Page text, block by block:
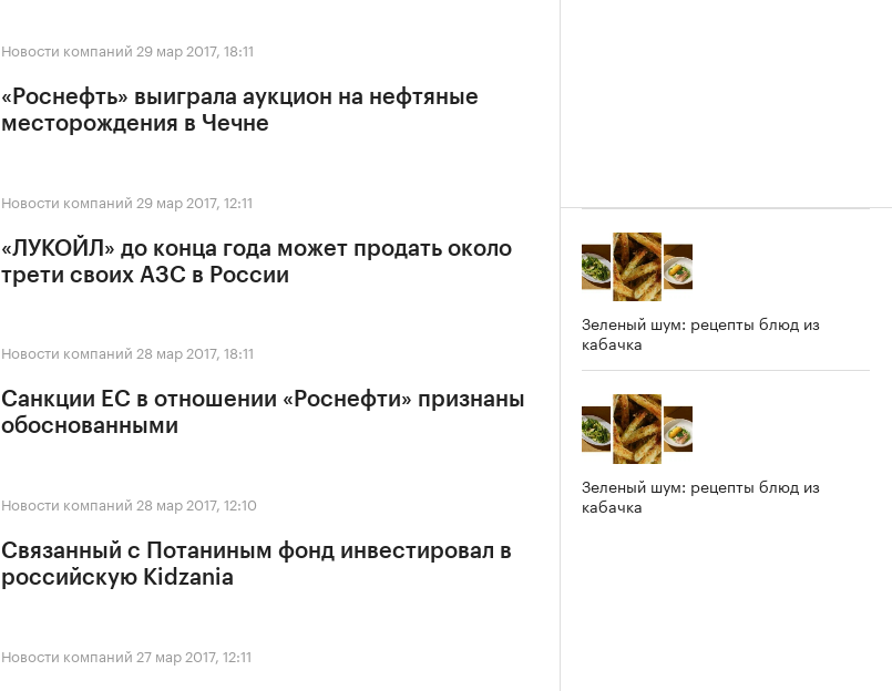
Новости компаний 29 мар 2017, 18:11
«Роснефть» выиграла аукцион на нефтяные
месторождения в Чечне
Новости компаний 29 мар 2017, 12:11
«ЛУКОЙЛ» до конца года может продать около
трети своих АЗС в России
Новости компаний 28 мар 2017, 18:11
Санкции ЕС в отношении «Роснефти» признаны
обоснованными
Новости компаний 28 мар 2017, 12:10
Связанный с Потаниным фонд инвестировал в
российскую Kidzania
Новости компаний 27 мар 2017, 12:11
Зеленый шум: рецепты блюд из
кабачка
Зеленый шум: рецепты блюд из
кабачка